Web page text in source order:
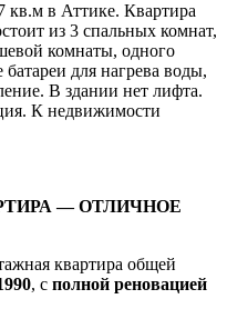
кв.м в Аттике. Квартира
из 3 спальных комнат,
комнаты, одного
для нагрева воды,
В здании нет лифта.
К недвижимости
— ОТЛИЧНОЕ
квартира общей
, с полной реновацией